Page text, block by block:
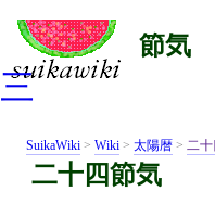
節気
SuikaWiki > Wiki > 太陽暦 > 二
二十四節気
三